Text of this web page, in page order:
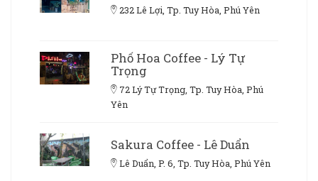
232 Lê Lợi, Tp. Tuy Hòa, Phú Yên
Phố Hoa Coffee - Lý Tự
Trọng
72 Lý Tự Trọng, Tp. Tuy Hòa, Phú
Yên
Sakura Coffee - Lê Duẩn
Lê Duẩn, P. 6, Tp. Tuy Hòa, Phú Yên